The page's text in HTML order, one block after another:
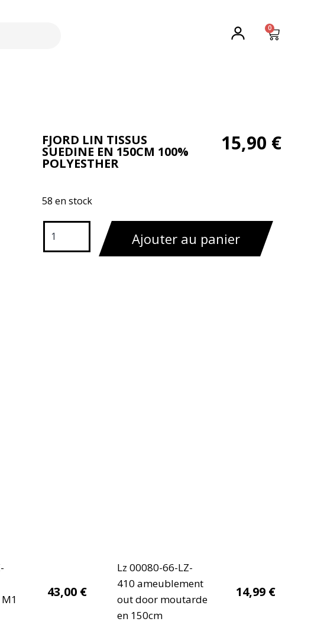
0
FJORD LIN TISSUS
SUEDINE EN 150CM 100%
POLYESTHER
15,90 €
58 en stock
Ajouter au panier
43,00 €
Lz 00080-66-LZ-
410 ameublement
out door moutarde
en 150cm
14,99 €